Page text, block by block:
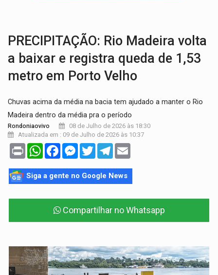
DEEPFAKE:
PRECIPITAÇÃO: Rio Madeira volta
a baixar e registra queda de 1,53
metro em Porto Velho
Chuvas acima da média na bacia tem ajudado a manter o Rio
Madeira dentro da média pra o período
Rondoniaovivo
08 de Julho de 2026 às 18:30
Atualizada em : 09 de Julho de 2026 às 10:37
Print WhatsAppFacebookMessenger
TwitterTelegram
Siga a gente no Google News
Compartilhar no Whatsapp